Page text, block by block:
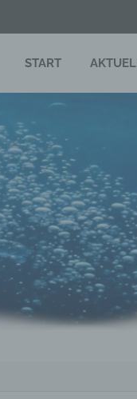
START